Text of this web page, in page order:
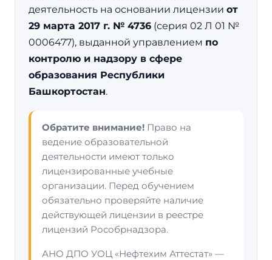
деятельность на основании лицензии от
29 марта 2017 г. № 4736 (серия 02 Л 01 №
0006477), выданной управлением по
контролю и надзору в сфере
образования Республики
Башкортостан.
Обратите внимание! Право на
ведение образовательной
деятельности имеют только
лицензированные учебные
организации. Перед обучением
обязательно проверяйте наличие
действующей лицензии в реестре
лицензий Рособрнадзора.
АНО ДПО УОЦ «Нефтехим Аттестат» —